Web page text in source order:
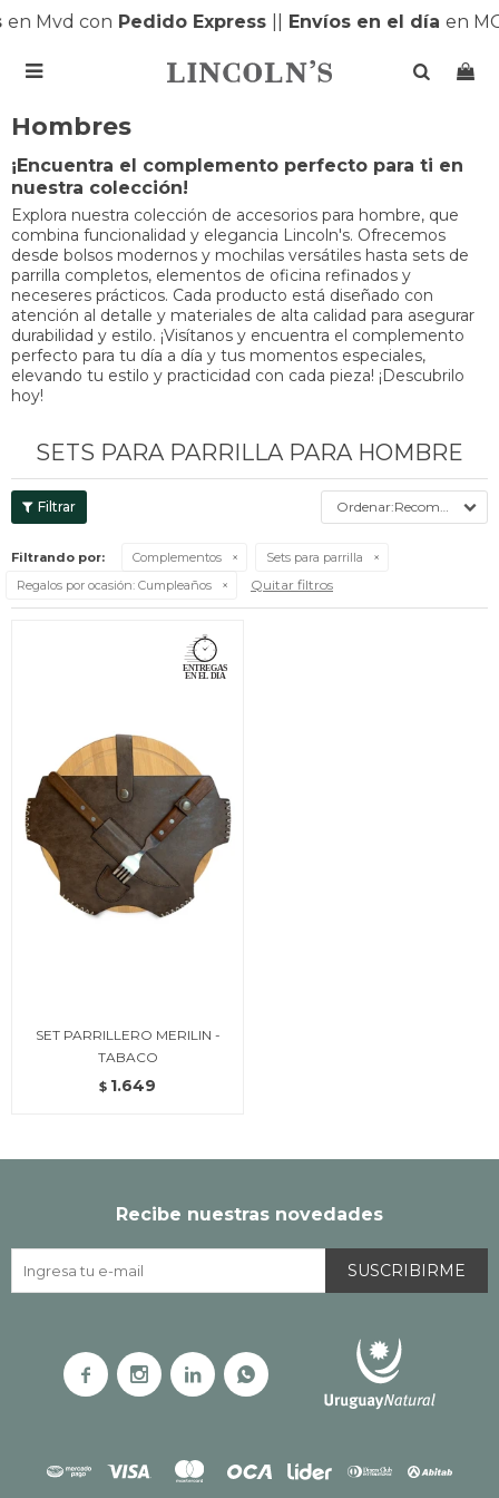
en Mvd conPedido Express| Envíos en el díaen

Hombres
¡Encuentra el complemento perfecto para ti en
nuestra colección!
Explora nuestra colección de accesorios para hombre, que
combina funcionalidad y elegancia Lincoln's. Ofrecemos
desde bolsos modernos y mochilas versátiles hasta sets de
parrilla completos, elementos de oficina refinados y
neceseres prácticos. Cada producto está diseñado con
atención al detalle y materiales de alta calidad para asegurar
durabilidad y estilo. ¡Visítanos y encuentra el complemento
perfecto para tu día a día y tus momentos especiales,
elevando tu estilo y practicidad con cada pieza! ¡Descubrilo
hoy!
SETS PARA PARRILLA PARA HOMBRE
Recomendados
Filtrando por: Complementos
Sets para parrilla
Regalos por ocasión: Cumpleaños Quitar filtros
SET PARRILLERO MERILIN -
TABACO
$ 1.649
Recibe nuestras novedades
SUSCRIBIRME
   